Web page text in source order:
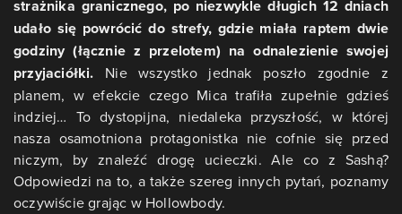
strażnika granicznego, po niezwykle długich 12 dniach
udało się powrócić do strefy, gdzie miała raptem dwie
godziny (łącznie z przelotem) na odnalezienie swojej
przyjaciółki. Nie wszystko jednak poszło zgodnie z
planem, w efekcie czego Mica trafiła zupełnie gdzieś
indziej… To dystopijna, niedaleka przyszłość, w której
nasza osamotniona protagonistka nie cofnie się przed
niczym, by znaleźć drogę ucieczki. Ale co z Sashą?
Odpowiedzi na to, a także szereg innych pytań, poznamy
oczywiście grając w Hollowbody.